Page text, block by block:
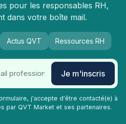
savoir-être
dans l'œil d'un
vous nous
vous êtes passé du
pour les responsables RH,
dans votre boîte mail.
Actus QVT Ressources RH
Je m'inscris
j'accepte d'être contacté(e) à
par QVT Market et ses partenaires.